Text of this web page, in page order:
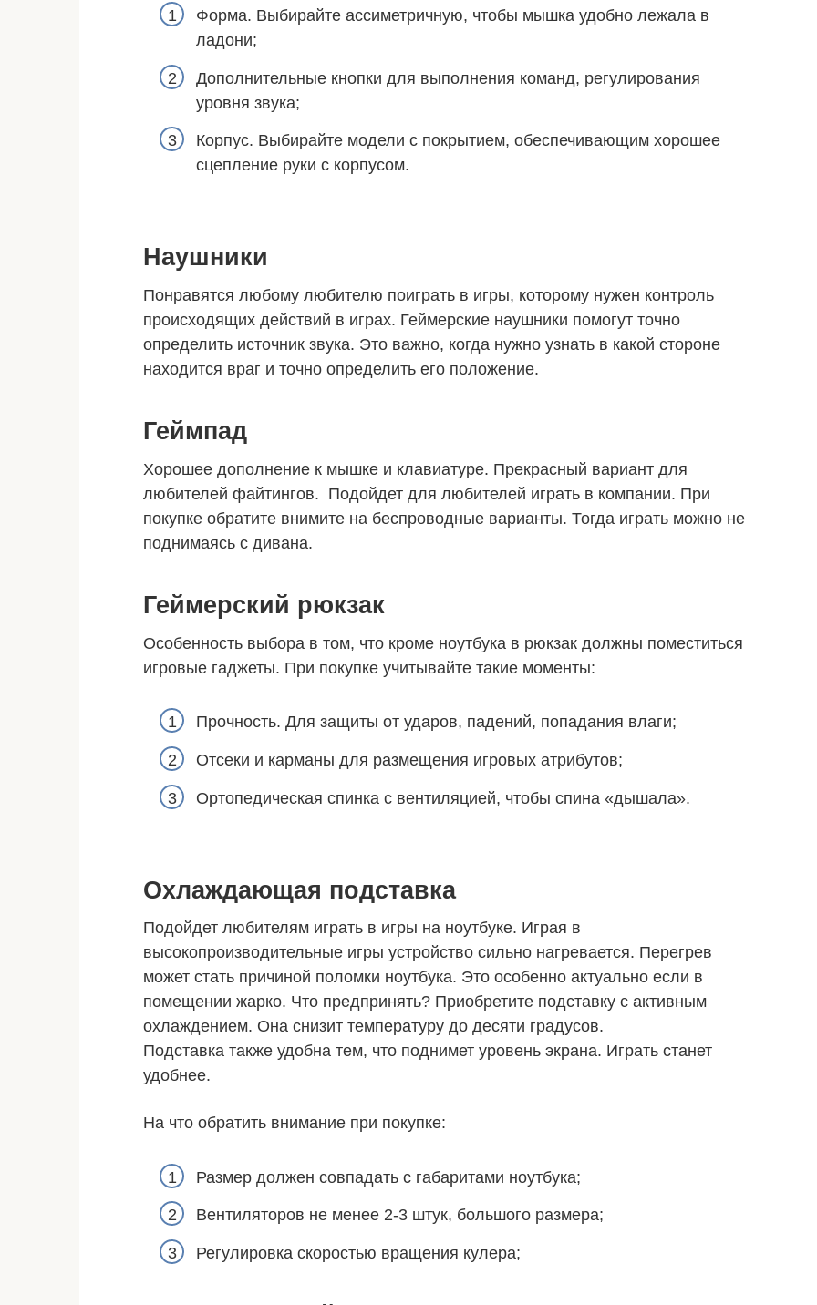
Форма. Выбирайте ассиметричную, чтобы мышка удобно лежала в
ладони;
Дополнительные кнопки для выполнения команд, регулирования
уровня звука;
Корпус. Выбирайте модели с покрытием, обеспечивающим хорошее
сцепление руки с корпусом.
Наушники
Понравятся любому любителю поиграть в игры, которому нужен контроль
происходящих действий в играх. Геймерские наушники помогут точно
определить источник звука. Это важно, когда нужно узнать в какой стороне
находится враг и точно определить его положение.
Геймпад
Хорошее дополнение к мышке и клавиатуре. Прекрасный вариант для
любителей файтингов. Подойдет для любителей играть в компании. При
покупке обратите внимите на беспроводные варианты. Тогда играть можно не
поднимаясь с дивана.
Геймерский рюкзак
Особенность выбора в том, что кроме ноутбука в рюкзак должны поместиться
игровые гаджеты. При покупке учитывайте такие моменты:
Прочность. Для защиты от ударов, падений, попадания влаги;
Отсеки и карманы для размещения игровых атрибутов;
Ортопедическая спинка с вентиляцией, чтобы спина «дышала».
Охлаждающая подставка
Подойдет любителям играть в игры на ноутбуке. Играя в
высокопроизводительные игры устройство сильно нагревается. Перегрев
может стать причиной поломки ноутбука. Это особенно актуально если в
помещении жарко. Что предпринять? Приобретите подставку с активным
охлаждением. Она снизит температуру до десяти градусов.
Подставка также удобна тем, что поднимет уровень экрана. Играть станет
удобнее.
На что обратить внимание при покупке:
Размер должен совпадать с габаритами ноутбука;
Вентиляторов не менее 2-3 штук, большого размера;
Регулировка скоростью вращения кулера;